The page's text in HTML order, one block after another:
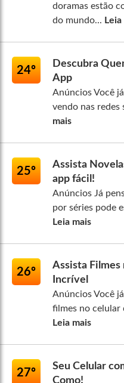
doramas estão
do mundo...
24º
Descubra
App
Anúncios Você
vendo nas redes
mais
25º
Assista
app fácil!
Anúncios Já
por séries pode
Leia mais
26º
Assista Filmes
Incrível
Anúncios Você
filmes no celular
Leia mais
27º
Seu Celular
Como!